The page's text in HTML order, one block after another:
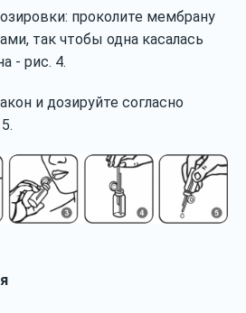
проколите мембрану
так чтобы одна касалась
‐ рис. 4.
и дозируйте согласно